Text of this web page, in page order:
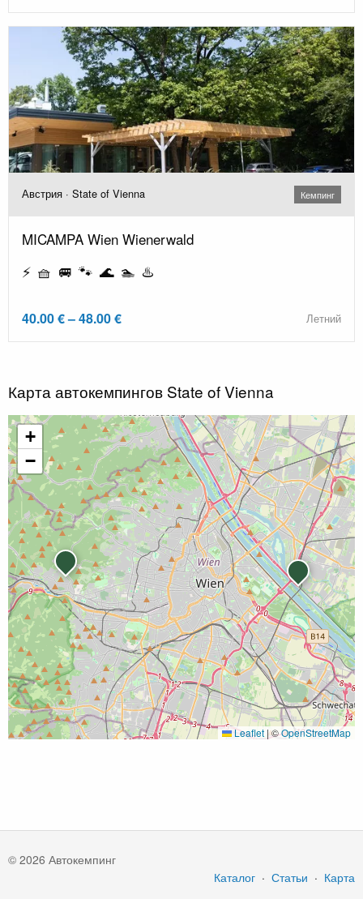
Австрия · State of Vienna Кемпинг
MICAMPA Wien Wienerwald
⚡ 🧺 🚐 🐾 🌊 🏊 ♨️
40.00 € – 48.00 € Летний
Карта автокемпингов State of Vienna
+
−
Leaflet |©OpenStreetMap
© 2026 Автокемпинг
Каталог · Статьи · Карта